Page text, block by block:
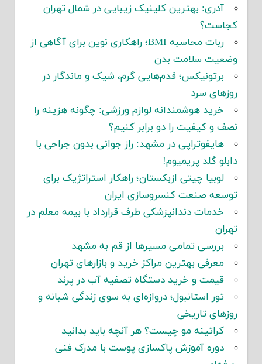
آدری: بهترین کلینیک زیبایی در شمال تهران
کجاست؟
ربات محاسبه BMI؛ راهکاری نوین برای آگاهی از
وضعیت سلامت بدن
برتونیکس؛ قدم‌هایی گرم، شیک و ماندگار در
روزهای سرد
خرید هوشمندانه لوازم ورزشی: چگونه هزینه را
نصف و کیفیت را دو برابر کنیم؟
هایفوتراپی در مشهد: راز جوانی بدون جراحی با
دابلو گلد پریمیوم!
لوبیا چیتی ازبکستان؛ راهکار استراتژیک برای
توسعه صنعت کنسروسازی ایران
خدمات دندانپزشکی طرف قرارداد با بیمه معلم در
تهران
بررسی تمامی مسیرها از قم به مشهد
معرفی بهترین مراکز خرید و بازارهای تهران
قیمت و خرید دستگاه تصفیه آب در پرند
تور استانبول؛ دروازه‌ای به سوی زندگی شبانه و
روزهای تاریخی
کراتینه مو چیست؟ هر آنچه باید بدانید
دوره آموزش پاکسازی پوست با مدرک فنی